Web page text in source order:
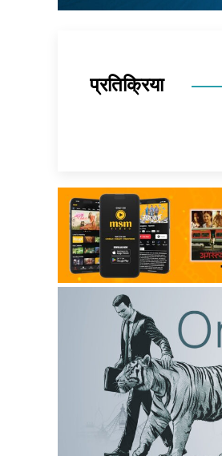
प्रतिक्रिया